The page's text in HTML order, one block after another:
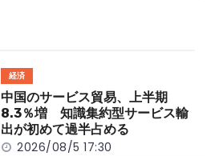
n
k
経済
中国のサービス貿易、上半期
8.3％増 知識集約型サービス輸
出が初めて過半占める
2026/08/5 17:30